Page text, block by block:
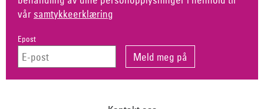
vår samtykkeerklæring
Epost